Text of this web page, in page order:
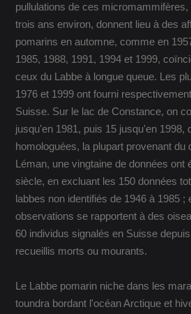
pullulations de ces micromammifères,
trois ans environ, donnent lieu à des
pomarins en automne, comme en
1985, 1988, 1991, 1994 et 1999,
ceux du Labbe à longue queue. Les
1976 et 1999 ont fourni
Suisse. Sur le lac de Constance, on
jusqu'en 1981, puis 15 jusqu'en 1998,
homologuées, la plupart provenant du
Léman, une vingtaine de données
siècle, en excluant les 150 données
labbes non identifiés de 1946 à 1985 ;
observations se rapportent à des
60 individus signalés en Suisse
recueillis morts ou mourants.
Le Labbe pomarin niche dans les
toundra bordant l'océan Arctique et